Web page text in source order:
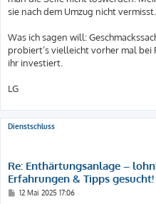
sie nach dem Umzug nicht vermisst.
Was ich sagen will:
probiert’s vielleicht vorher mal
ihr investiert.
LG
Dienstschluss
Re: Enthärtungsanlage –
Erfahrungen & Tipps gesucht!
B12 Mai 2025 17:06